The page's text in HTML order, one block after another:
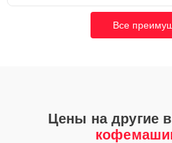
Все
Цены на другие